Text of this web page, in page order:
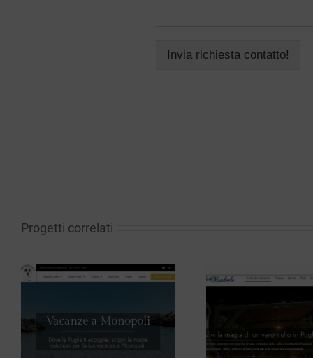
Invia richiesta contatto!
Progetti correlati
Trullo del
Mandorlo
Tour